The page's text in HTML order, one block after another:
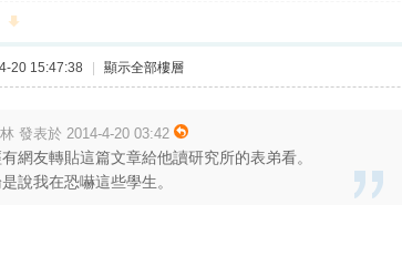
20 15:47:38 顯示全部樓層
發表於 2014-4-20 03:42
網友轉貼這篇文章給他讀研究所的表弟看。
說我在恐嚇這些學生。